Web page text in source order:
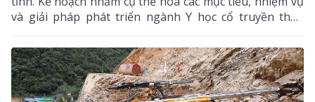
và giải pháp phát triển ngành Y học cổ truyền theo
hướng hiện đại, hiệu quả, bền vững; đẩy mạnh kết
hợp y học cổ truyền với y học hiện đại, phát huy tiềm
năng dược liệu của địa phương, góp phần nâng cao
chất lượng chăm sóc, bảo vệ sức khỏe nhân dân và
thúc đẩy phát triển kinh tế - xã hội.